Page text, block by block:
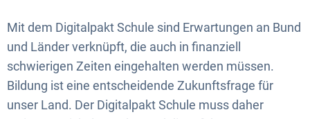
Mit dem Digitalpakt Schule sind Erwartungen an Bund
und Länder verknüpft, die auch in finanziell
schwierigen Zeiten eingehalten werden müssen.
Bildung ist eine entscheidende Zukunftsfrage für
unser Land. Der Digitalpakt Schule muss daher